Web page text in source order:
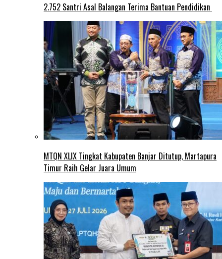
2.752 Santri Asal Balangan Terima Bantuan Pendidikan
MTQN XLIX Tingkat Kabupaten Banjar Ditutup, Martapura
Timur Raih Gelar Juara Umum